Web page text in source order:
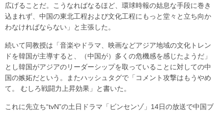
広げることだ。こうなればなるほど、環球時報の姑息な手段に巻き
込まれず、中国の東北工程および文化工程にもっと堂々と立ち向か
わなければならない」と主張した。
続いて同教授は「音楽やドラマ、映画などアジア地域の文化トレン
ドを韓国が主導すると、（中国が）多くの危機感を感じたようだ」
とし韓国がアジアのリーダーシップを取っていることに対しての中
国の嫉妬だという。またハッシュタグで「コメント攻撃はもうやめ
て。 むしろ戦闘力上昇効果」と書いた。
これに先立ち“tvN”の土日ドラマ「ビンセンゾ」14日の放送で中国ブ